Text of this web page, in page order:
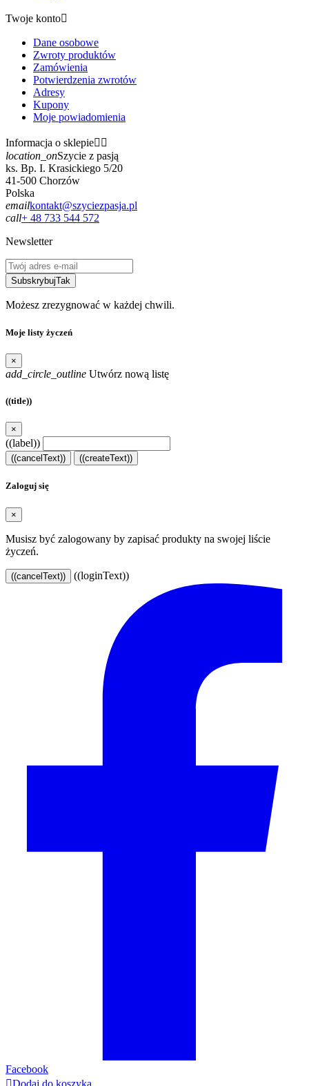
Twoje konto
Dane osobowe
Zwroty produktów
Zamówienia
Potwierdzenia zwrotów
Adresy
Kupony
Moje powiadomienia
Informacja o sklepie 
location_onSzycie z pasją
ks. Bp. I. Krasickiego 5/20
41-500 Chorzów
Polska
emailkontakt@szyciezpasja.pl
call+ 48 733 544 572
Newsletter
SubskrybujTak
Możesz zrezygnować w każdej chwili.
Moje listy życzeń
×
add_circle_outline Utwórz nową listę
((title))
×
((label))
((cancelText)) ((createText))
Zaloguj się
×
Musisz być zalogowany by zapisać produkty na swojej liście
życzeń.
((cancelText)) ((loginText))
Facebook
Dodaj do koszyka